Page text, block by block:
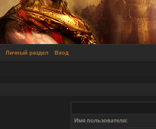
Личный раздел Вход
Имя пользователя: